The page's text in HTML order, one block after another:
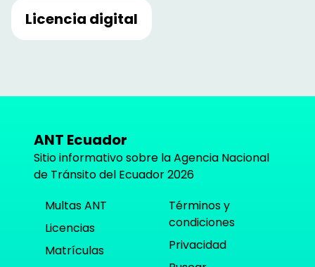
Licencia digital
ANT Ecuador
Sitio informativo sobre la Agencia Nacional
de Tránsito del Ecuador2026
Multas ANT
Licencias
Matrículas
Términos y
condiciones
Privacidad